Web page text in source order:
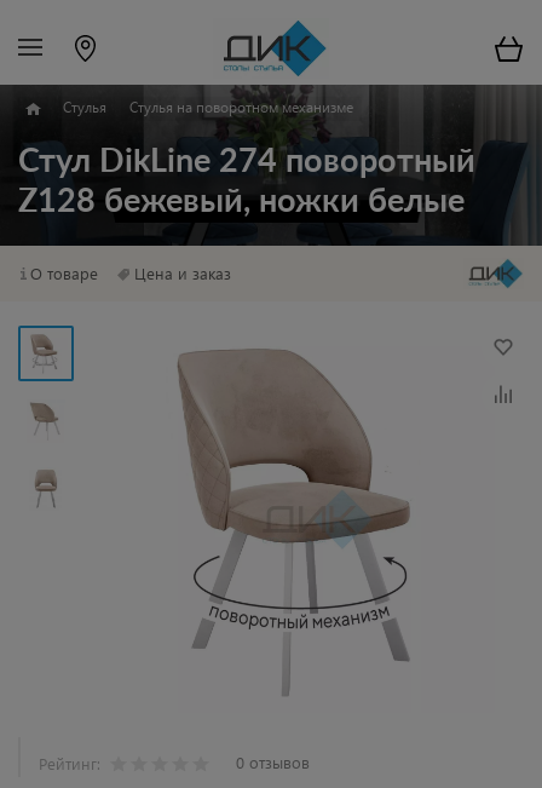
Стулья Стулья на поворотном механизме
Стул DikLine 274 поворотный
Z128 бежевый, ножки белые
О товаре Цена и заказ
Рейтинг: 0 отзывов